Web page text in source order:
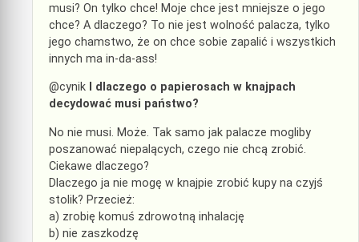
musi? On tylko chce! Moje chce jest mniejsze o jego
chce? A dlaczego? To nie jest wolność palacza, tylko
jego chamstwo, że on chce sobie zapalić i wszystkich
innych ma in-da-ass!
@cynik
I dlaczego o papierosach w knajpach
decydować musi państwo?
No nie musi. Może. Tak samo jak palacze mogliby
poszanować niepalących, czego nie chcą zrobić.
Ciekawe dlaczego?
Dlaczego ja nie mogę w knajpie zrobić kupy na czyjś
stolik? Przecież:
a) zrobię komuś zdrowotną inhalację
b) nie zaszkodzę